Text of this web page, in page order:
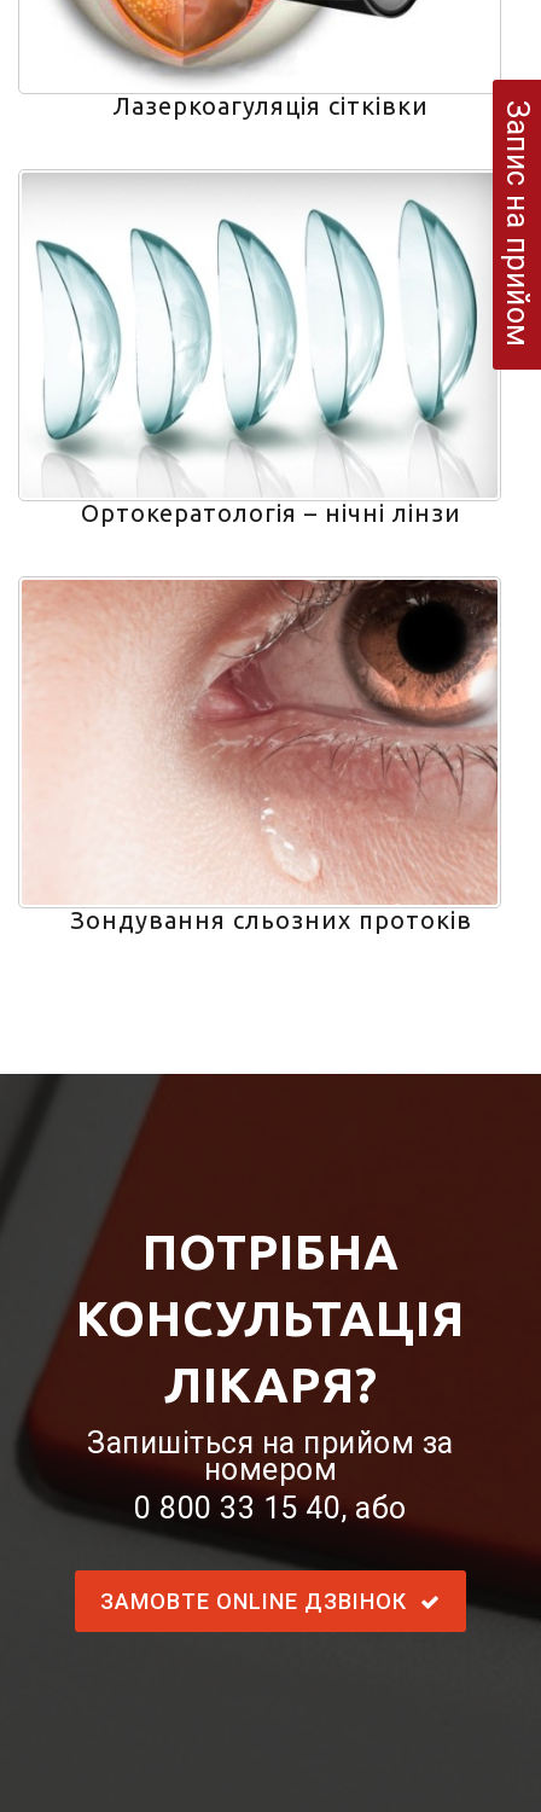
Запис на прийом
Лазеркоагуляція сітківки
Ортокератологія – нічні лінзи
Зондування сльозних протоків
ПОТРІБНА
КОНСУЛЬТАЦІЯ
ЛІКАРЯ?
Запишіться на прийом за
номером
0 800 33 15 40, або
ЗАМОВТЕ ONLINE ДЗВІНОК